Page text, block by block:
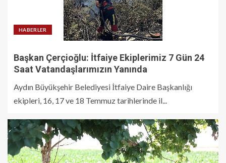
HABERLER
Başkan Çerçioğlu: İtfaiye Ekiplerimiz 7 Gün 24
Saat Vatandaşlarımızın Yanında
Aydın Büyükşehir Belediyesi İtfaiye Daire Başkanlığı
ekipleri, 16, 17 ve 18 Temmuz tarihlerinde il...